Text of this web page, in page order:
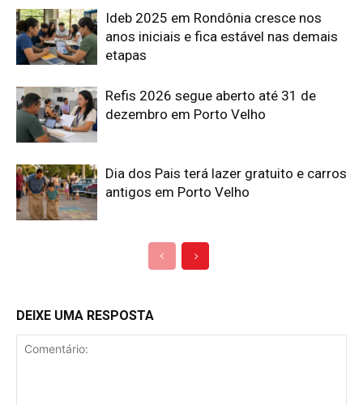
Ideb 2025 em Rondônia cresce nos
anos iniciais e fica estável nas demais
etapas
Refis 2026 segue aberto até 31 de
dezembro em Porto Velho
Dia dos Pais terá lazer gratuito e carros
antigos em Porto Velho
DEIXE UMA RESPOSTA